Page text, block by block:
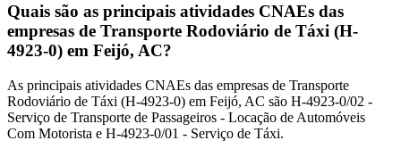
Quais são as principais atividades CNAEs das
empresas de Transporte Rodoviário de Táxi (H-
4923-0) em Feijó, AC?
As principais atividades CNAEs das empresas de Transporte
Rodoviário de Táxi (H-4923-0) em Feijó, AC são H-4923-0/02 -
Serviço de Transporte de Passageiros - Locação de Automóveis
Com Motorista e H-4923-0/01 - Serviço de Táxi.